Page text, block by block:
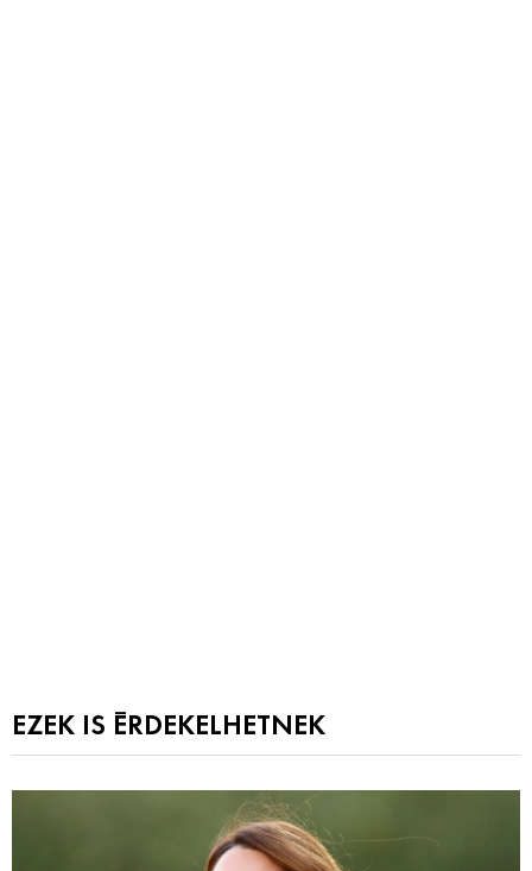
EZEK IS ÉRDEKELHETNEK